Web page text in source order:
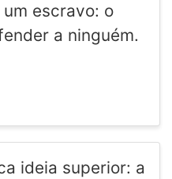
escravo: o
a ninguém.
ideia superior: a